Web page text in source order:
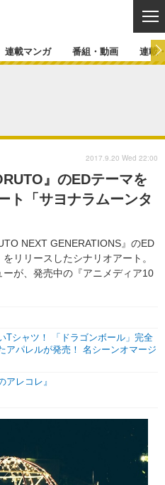
マンガ
イベント
新帝スタ
カバー
ラジオ
連載マンガ 番組・動画 連載
』のEDテーマを
ト「サヨナラムーンタ
NEXT GENERATIONS』のED
リリースしたシナリオアート。
が、発売中の『アニメディア10
Tシャツ！ 「ドラゴンボール」完全
アパレルが発売！ 名シーンオマージ
アレコレ』
2017.9.20 Wed 22:00